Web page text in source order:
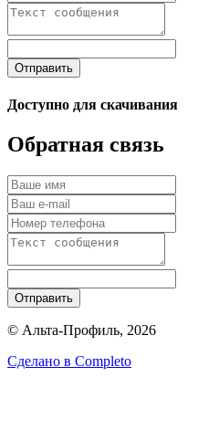
Отправить
Доступно для скачивания
Обратная связь
Отправить
© Альта-Профиль, 2026
Сделано в Completo